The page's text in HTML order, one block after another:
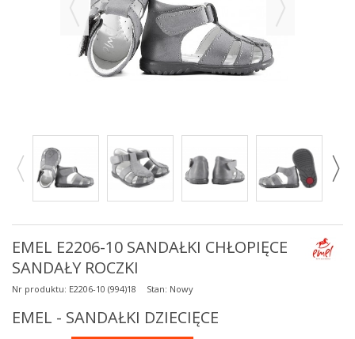
EMEL E2206-10 SANDAŁKI CHŁOPIĘCE
SANDAŁY ROCZKI
Nr produktu: E2206-10 (994)18 Stan: Nowy
EMEL - SANDAŁKI DZIECIĘCE